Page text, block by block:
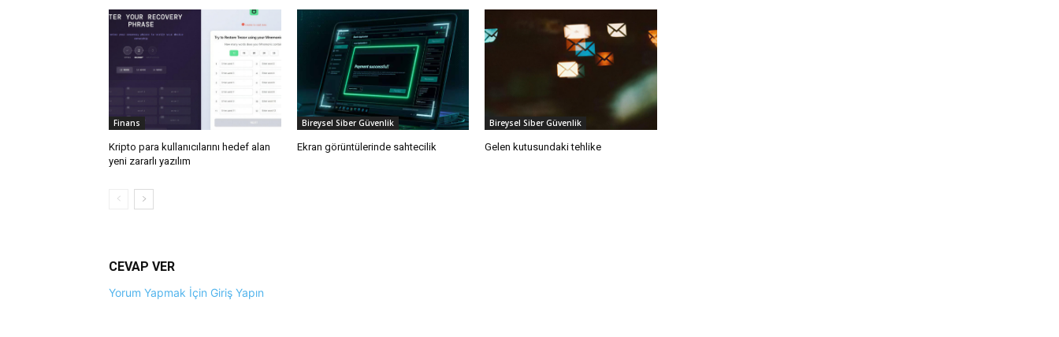
Finans
Kripto para kullanıcılarını hedef alan
yeni zararlı yazılım
Bireysel Siber Güvenlik
Ekran görüntülerinde sahtecilik
Bireysel Siber Güvenlik
Gelen kutusundaki tehlike
CEVAP VER
Yorum Yapmak İçin Giriş Yapın